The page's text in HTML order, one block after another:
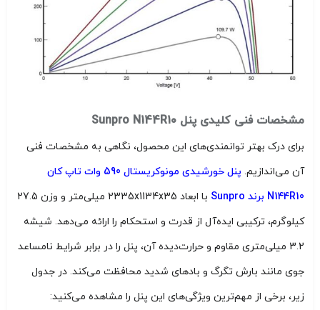
مشخصات فنی کلیدی پنل Sunpro N144R10
برای درک بهتر توانمندی‌های این محصول، نگاهی به مشخصات فنی
آن می‌اندازیم.
پنل خورشیدی مونوکریستال 590 وات تاپ کان
N144R10 برند Sunpro
با ابعاد 2335x1134x35 میلی‌متر و وزن 27.5
کیلوگرم، ترکیبی ایده‌آل از قدرت و استحکام را ارائه می‌دهد. شیشه
3.2 میلی‌متری مقاوم و حرارت‌دیده آن، پنل را در برابر شرایط نامساعد
جوی مانند بارش تگرگ و بادهای شدید محافظت می‌کند. در جدول
زیر، برخی از مهم‌ترین ویژگی‌های این پنل را مشاهده می‌کنید: